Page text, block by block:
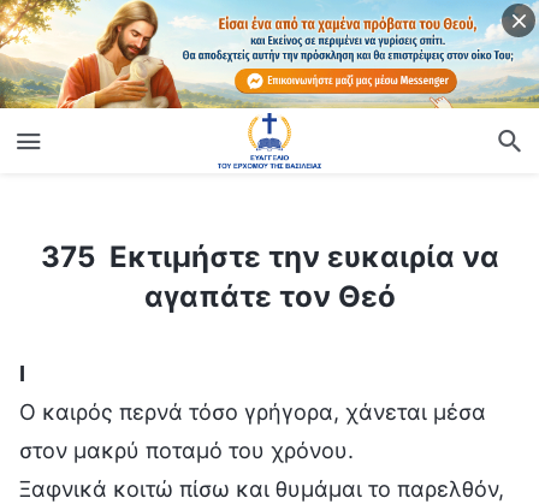
375 Εκτιμήστε την ευκαιρία να αγαπάτε τον Θεό
375 Εκτιμήστε την ευκαιρία να
αγαπάτε τον Θεό
Ⅰ
Ο καιρός περνά τόσο γρήγορα, χάνεται μέσα
στον μακρύ ποταμό του χρόνου.
Ξαφνικά κοιτώ πίσω και θυμάμαι το παρελθόν,